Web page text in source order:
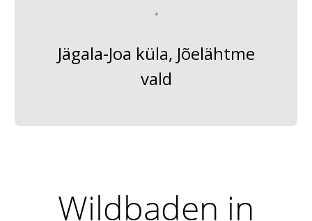
Jägala-Joa küla, Jõelähtme
vald
Wildbaden in